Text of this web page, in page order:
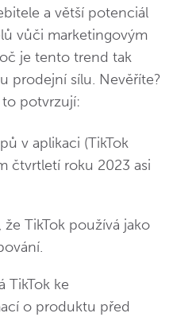
a větší potenciál
vůči marketingovým
je tento trend tak
prodejní sílu. Nevěříte?
to potvrzují:
v aplikaci (TikTok
čtvrtletí roku 2023 asi
že TikTok používá jako
TikTok ke
o produktu před